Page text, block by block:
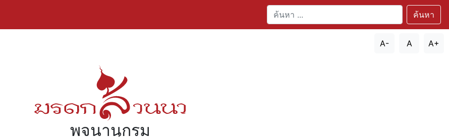
ค้นหา
A- A A+
พจนานุกรม